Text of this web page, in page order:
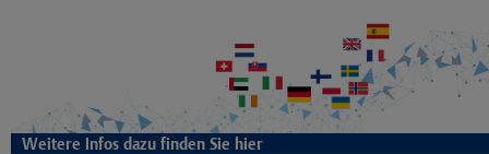
Weitere Infos dazu finden Sie hier